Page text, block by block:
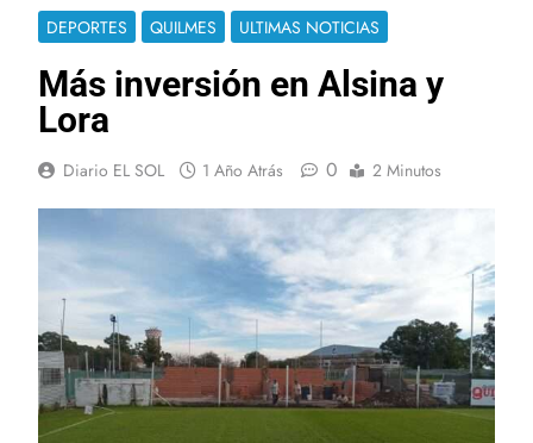
DEPORTES QUILMES ULTIMAS NOTICIAS
Más inversión en Alsina y
Lora
Diario EL SOL 1 Año Atrás 0 2 Minutos